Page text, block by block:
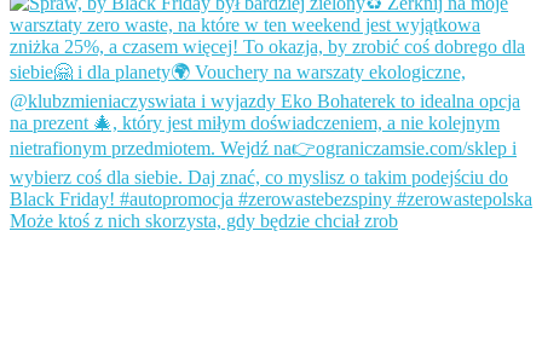
Może ktoś z nich skorzysta, gdy będzie chciał zrob